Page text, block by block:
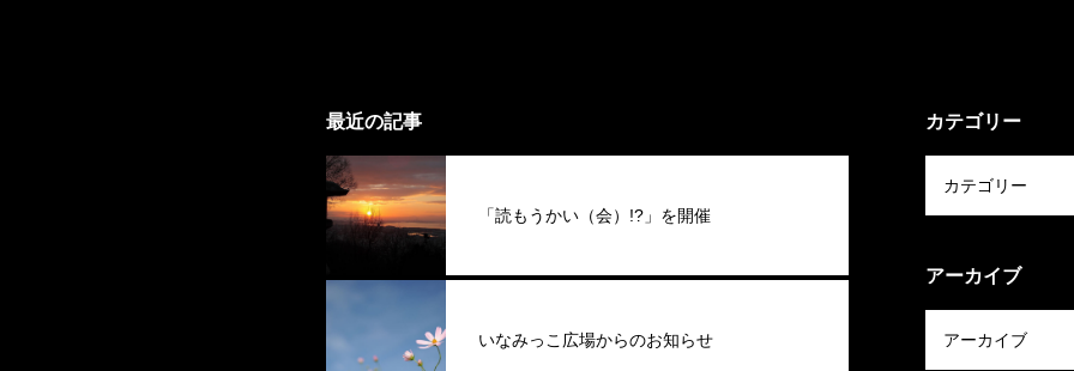
最近の記事
「読もうかい（会）!?」を開催
いなみっこ広場からのお知らせ
カテゴリー
アーカイブ